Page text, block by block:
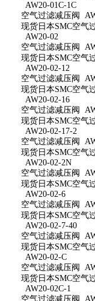
AW20-01C-1C
空气过滤减压阀
现货日本SMC空气
AW20-02
空气过滤减压阀
现货日本SMC空气
AW20-02-12
空气过滤减压阀
现货日本SMC空气
AW20-02-16
空气过滤减压阀
现货日本SMC空气
AW20-02-17-2
空气过滤减压阀
现货日本SMC空气
AW20-02-2N
空气过滤减压阀
现货日本SMC空气
AW20-02-6
空气过滤减压阀
现货日本SMC空气
AW20-02-7-40
空气过滤减压阀
现货日本SMC空气
AW20-02-C
空气过滤减压阀
现货日本SMC空气
AW20-02C-1
空气过滤减压阀